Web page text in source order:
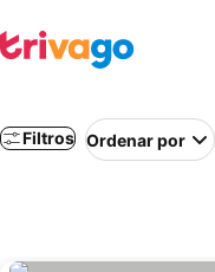
Filtros Ordenar por